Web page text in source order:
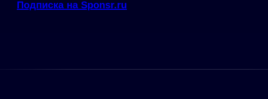
Подписка на Sponsr.ru